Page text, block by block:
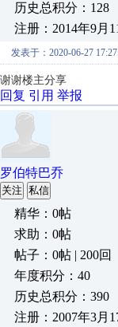
历史总积分：128
注册：2014年9月
发表于：2020-06-27
谢谢楼主分享
回复 引用 举报
罗伯特巴乔
关注 私信
精华：0帖
求助：0帖
帖子：0帖 | 200回
年度积分：40
历史总积分：390
注册：2007年3月